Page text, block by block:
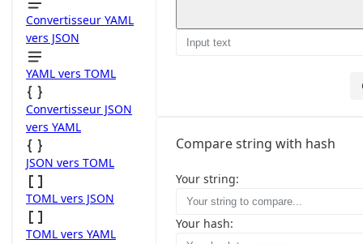
Convertisseur YAML
vers JSON
YAML vers TOML
Convertisseur JSON
vers YAML
JSON vers TOML
TOML vers JSON
TOML vers YAML
Compare string with hash
Your string:
Your hash: